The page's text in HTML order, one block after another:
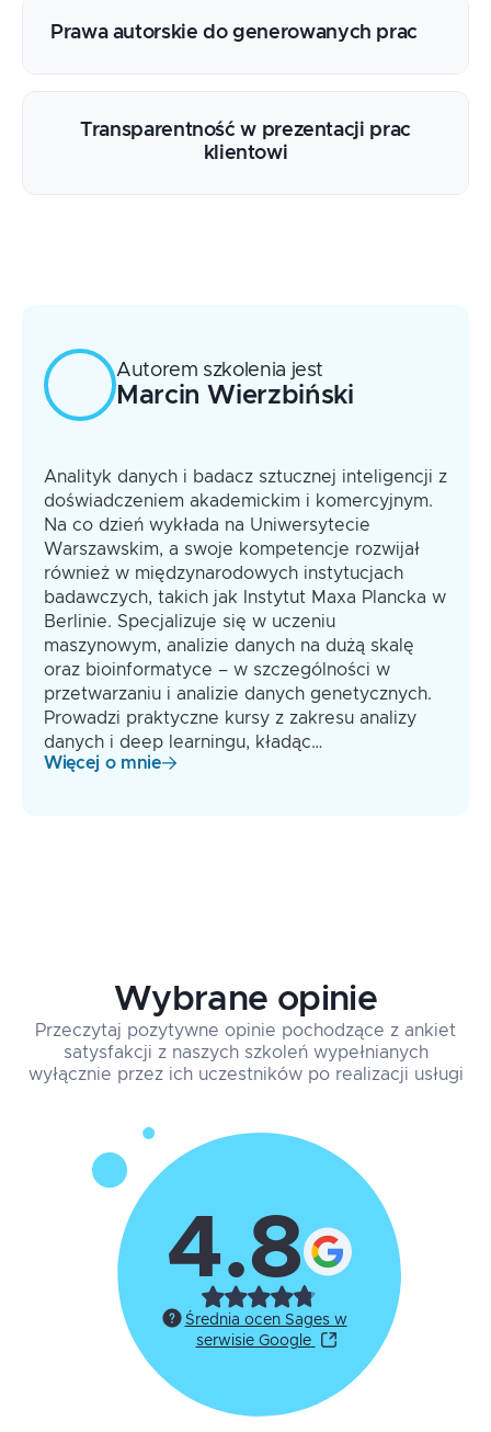
Prawa autorskie do generowanych prac
Transparentność w prezentacji prac
klientowi
Autorem szkolenia jest
Marcin Wierzbiński
Analityk danych i badacz sztucznej inteligencji z
doświadczeniem akademickim i komercyjnym.
Na co dzień wykłada na Uniwersytecie
Warszawskim, a swoje kompetencje rozwijał
również w międzynarodowych instytucjach
badawczych, takich jak Instytut Maxa Plancka w
Berlinie. Specjalizuje się w uczeniu
maszynowym, analizie danych na dużą skalę
oraz bioinformatyce – w szczególności w
przetwarzaniu i analizie danych genetycznych.
Prowadzi praktyczne kursy z zakresu analizy
danych i deep learningu, kładąc…
Więcej o mnie
Wybrane opinie
Przeczytaj pozytywne opinie pochodzące z ankiet
satysfakcji z naszych szkoleń wypełnianych
wyłącznie przez ich uczestników po realizacji usługi
4.8
Średnia ocen Sages w
serwisie Google